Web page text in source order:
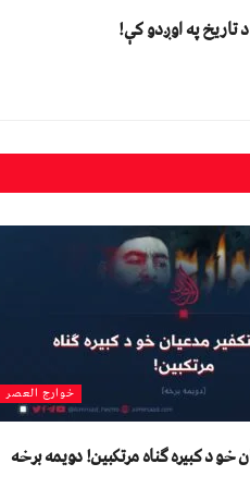
په اوږدو کې!
خوارج العصر
خو د کبیره ګناه مرتکبین! دویمه برخه